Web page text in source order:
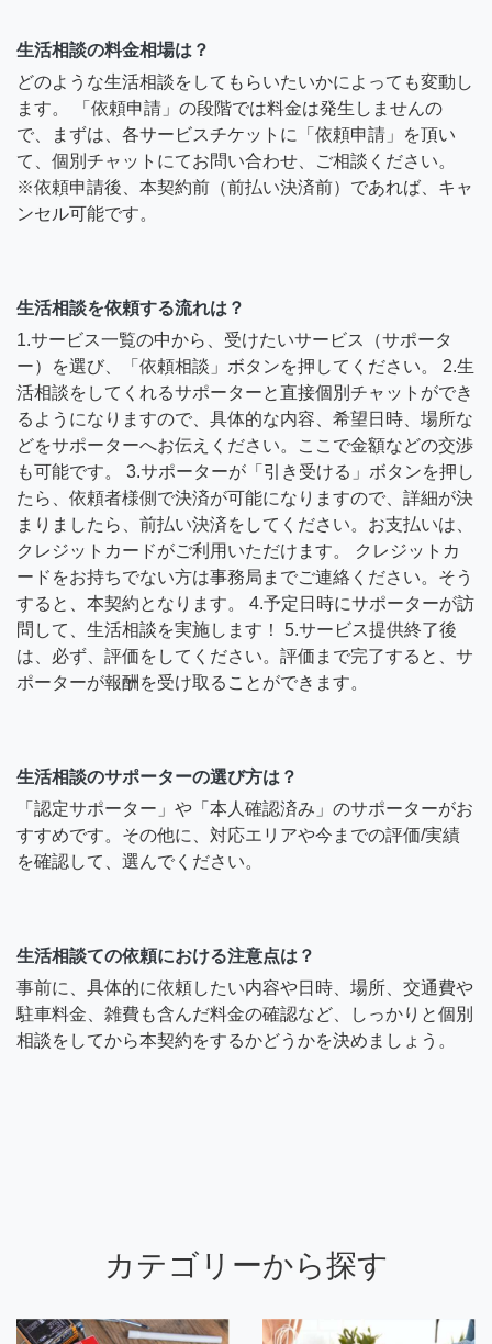
生活相談の料金相場は？
どのような生活相談をしてもらいたいかによっても変動し
ます。 「依頼申請」の段階では料金は発生しませんの
で、まずは、各サービスチケットに「依頼申請」を頂い
て、個別チャットにてお問い合わせ、ご相談ください。
※依頼申請後、本契約前（前払い決済前）であれば、キャ
ンセル可能です。
生活相談を依頼する流れは？
1.サービス一覧の中から、受けたいサービス（サポータ
ー）を選び、「依頼相談」ボタンを押してください。 2.生
活相談をしてくれるサポーターと直接個別チャットができ
るようになりますので、具体的な内容、希望日時、場所な
どをサポーターへお伝えください。ここで金額などの交渉
も可能です。 3.サポーターが「引き受ける」ボタンを押し
たら、依頼者様側で決済が可能になりますので、詳細が決
まりましたら、前払い決済をしてください。お支払いは、
クレジットカードがご利用いただけます。 クレジットカ
ードをお持ちでない方は事務局までご連絡ください。そう
すると、本契約となります。 4.予定日時にサポーターが訪
問して、生活相談を実施します！ 5.サービス提供終了後
は、必ず、評価をしてください。評価まで完了すると、サ
ポーターが報酬を受け取ることができます。
生活相談のサポーターの選び方は？
「認定サポーター」や「本人確認済み」のサポーターがお
すすめです。その他に、対応エリアや今までの評価/実績
を確認して、選んでください。
生活相談ての依頼における注意点は？
事前に、具体的に依頼したい内容や日時、場所、交通費や
駐車料金、雑費も含んだ料金の確認など、しっかりと個別
相談をしてから本契約をするかどうかを決めましょう。
カテゴリーから探す